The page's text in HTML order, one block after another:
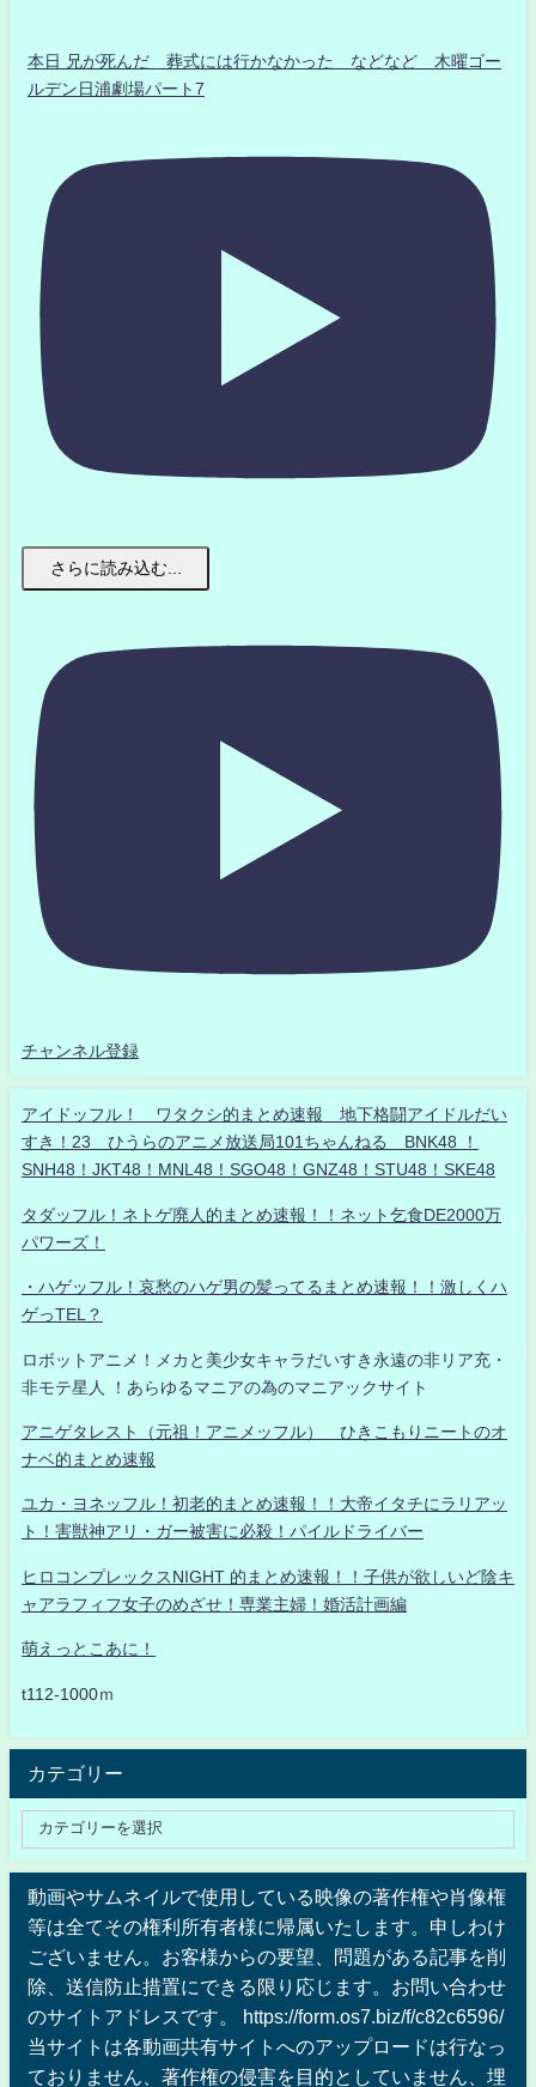
本日 兄が死んだ 葬式には行かなかった などなど 木曜ゴー
ルデン日浦劇場パート7
さらに読み込む...
チャンネル登録
アイドッフル！ ワタクシ的まとめ速報 地下格闘アイドルだい
すき！23 ひうらのアニメ放送局101ちゃんねる BNK48 ！
SNH48！JKT48！MNL48！SGO48！GNZ48！STU48！SKE48
タダッフル！ネトゲ廃人的まとめ速報！！ネット乞食DE2000万
パワーズ！
・ハゲッフル！哀愁のハゲ男の髪ってるまとめ速報！！激しくハ
ゲっTEL？
ロボットアニメ！メカと美少女キャラだいすき永遠の非リア充・
非モテ星人 ！あらゆるマニアの為のマニアックサイト
アニゲタレスト（元祖！アニメッフル） ひきこもりニートのオ
ナベ的まとめ速報
ユカ・ヨネッフル！初老的まとめ速報！！大帝イタチにラリアッ
ト！害獣神アリ・ガー被害に必殺！パイルドライバー
ヒロコンプレックスNIGHT 的まとめ速報！！子供が欲しいど陰キ
ャアラフィフ女子のめざせ！専業主婦！婚活計画編
萌えっとこあに！
t112-1000ｍ
カテゴリー
動画やサムネイルで使用している映像の著作権や肖像権
等は全てその権利所有者様に帰属いたします。申しわけ
ございません。お客様からの要望、問題がある記事を削
除、送信防止措置にできる限り応じます。お問い合わせ
のサイトアドレスです。 https://form.os7.biz/f/c82c6596/
当サイトは各動画共有サイトへのアップロードは行なっ
ておりません、著作権の侵害を目的としていません、埋